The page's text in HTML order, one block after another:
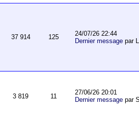
37 914 125
24/07/26 22:44
Dernier messagepar
3 819 11
27/06/26 20:01
Dernier messagepar